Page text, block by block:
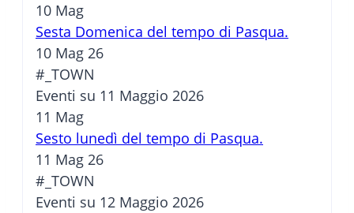
10 Mag
Sesta Domenica del tempo di Pasqua.
10 Mag 26
#_TOWN
Eventi su 11 Maggio 2026
11 Mag
Sesto lunedì del tempo di Pasqua.
11 Mag 26
#_TOWN
Eventi su 12 Maggio 2026